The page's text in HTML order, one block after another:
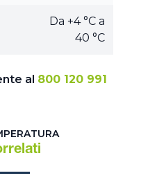
Da +4 °C a
40 °C
al 800 120 991